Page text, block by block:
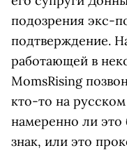
подозрения экс-
подтверждение.
работающей в
MomsRising
кто-то на
намеренно ли это
знак, или это